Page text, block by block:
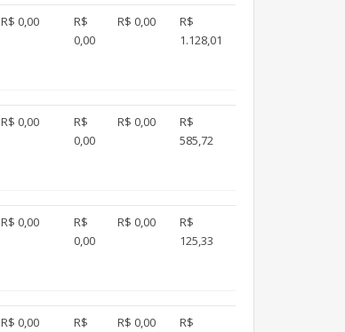
R$ 0,00
R$
0,00
R$ 0,00
R$
1.128,01
R$ 0,00
R$
0,00
R$ 0,00
R$
585,72
R$ 0,00
R$
0,00
R$ 0,00
R$
125,33
R$ 0,00
R$
R$ 0,00
R$